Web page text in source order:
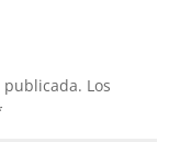
publicada. Los